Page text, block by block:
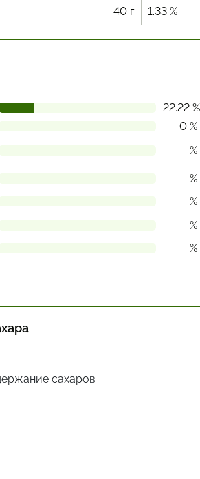
40 г 1.33 %
22.22 %
0 %
%
%
%
%
%
сахаров